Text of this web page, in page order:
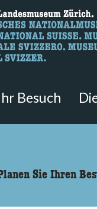
können Sie nach
Besuch
Sie Ihren